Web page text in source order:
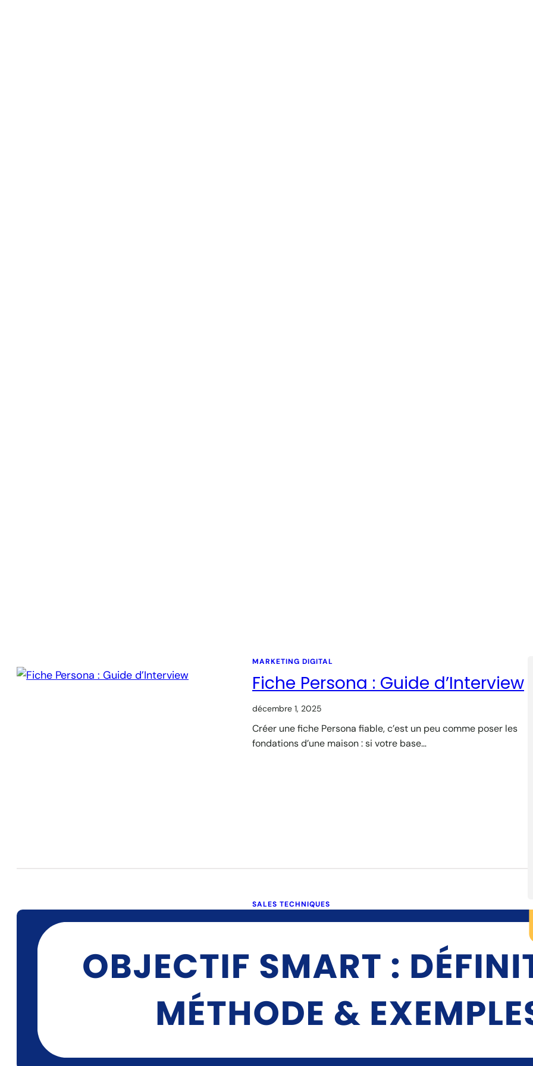
MARKETING DIGITAL
Fiche Persona : Guide d’Interview
décembre 1, 2025
Créer une fiche Persona fiable, c’est un peu comme poser les
fondations d’une maison : si votre base…
SALES TECHNIQUES
Objectif SMART : Définition,
novembre 28, 2025
tous.Énoncer des intentions comme « augmenter…